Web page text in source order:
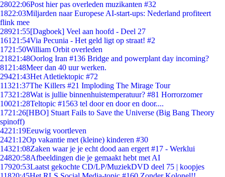
28022:06Post hier pas overleden muzikanten #32
1822:03Miljarden naar Europese AI-start-ups: Nederland profiteert
flink mee
28921:55[Dagboek] Veel aan hoofd - Deel 27
161 21:54Via Pecunia - Het geld ligt op straat! #2
1721:50William Orbit overleden
21821:48Oorlog Iran #136 Bridge and powerplant day incoming?
81 21:48Meer dan 40 uur werken.
29421:43Het Atletiektopic #72
11321:37The Killers #21 Imploding The Mirage Tour
17321:28Wat is jullie binnenhuistemperatuur? #81 Horrorzomer
10021:28Teltopic #1563 tel door en door en door....
1721:26[HBO] Stuart Fails to Save the Universe (Big Bang Theory
spinoff)
4221:19Eeuwig voortleven
2421:12Op vakantie met (kleine) kinderen #30
14321:08Zaken waar je je echt dood aan ergert #17 - Werklui
24820:58Afbeeldingen die je gemaakt hebt met AI
17920:53Laatst gekochte CD/LP/MuziekDVD deel 75 | koopjes